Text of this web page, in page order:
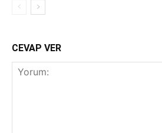
CEVAP VER